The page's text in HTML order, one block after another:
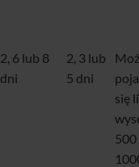
2, 6 lub 8
dni
2, 3 lub
5 dni
się